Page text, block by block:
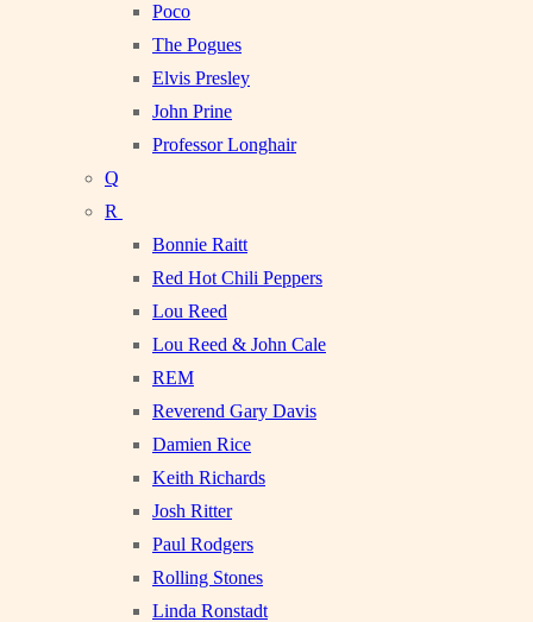
Poco
The Pogues
Elvis Presley
John Prine
Professor Longhair
Q
R
Bonnie Raitt
Red Hot Chili Peppers
Lou Reed
Lou Reed & John Cale
REM
Reverend Gary Davis
Damien Rice
Keith Richards
Josh Ritter
Paul Rodgers
Rolling Stones
Linda Ronstadt